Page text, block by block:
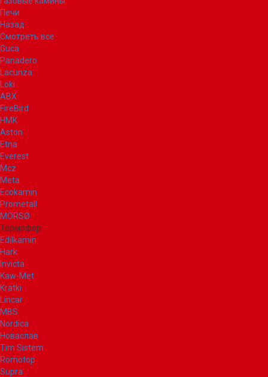
Печи
Назад
Смотреть все
Guca
Panadero
Lacunza
Loki
ABX
FireBird
НМК
Aston
Etna
Everest
Mcz
Meta
Ecokamin
Prometall
MORSØ
Термофор
Edilkamin
Hark
Invicta
Kaw-Met
Kratki
Lincar
MBS
Nordica
Новаслав
Tim Sistem
Romotop
Supra